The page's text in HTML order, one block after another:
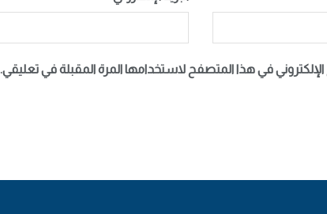
في هذا المتصفح لاستخدامها المرة المقبلة في تعليقي.